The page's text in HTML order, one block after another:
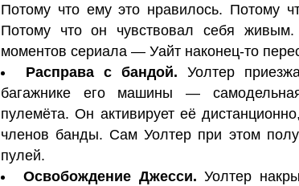
Потому что ему это нравилось. Потому
Потому что он чувствовал себя
моментов сериала — Уайт наконец-то
Расправа с бандой. Уолтер
багажнике его машины —
пулемёта. Он активирует её
членов банды. Сам Уолтер при этом
пулей.
Освобождение Джесси. Уолтер